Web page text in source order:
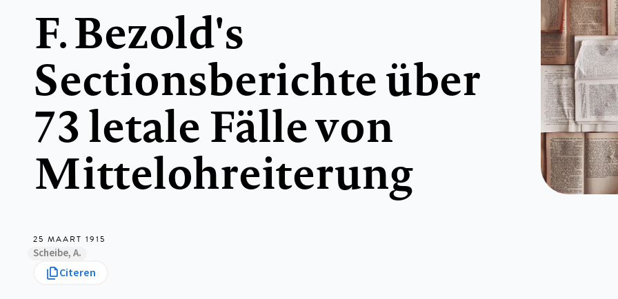
F. Bezold's
Sectionsberichte über
73 letale Fälle von
Mittelohreiterung
25 MAART 1915
Scheibe, A.
Citeren